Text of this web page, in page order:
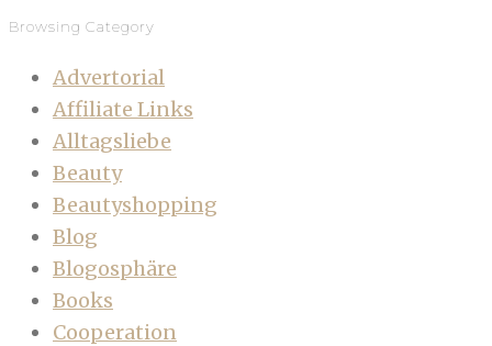
Browsing Category
Advertorial
Affiliate Links
Alltagsliebe
Beauty
Beautyshopping
Blog
Blogosphäre
Books
Cooperation